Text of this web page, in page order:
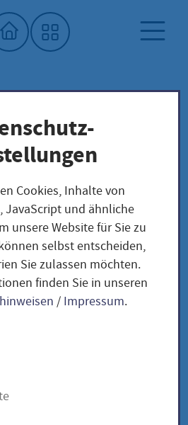
- Ernte -
Ernte -
Cookies, Inhalte von
JavaScript und ähnliche
unsere Website für Sie zu
selbst entscheiden,
Sie zulassen möchten.
finden Sie in unseren
/ Impressum.